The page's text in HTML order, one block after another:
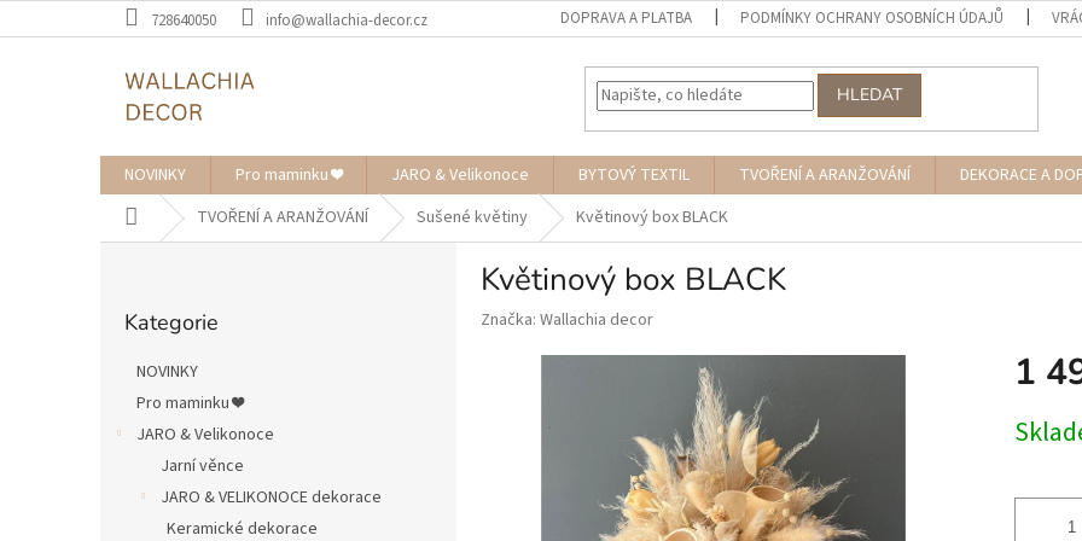
na
728640050 info@wallachia-decor.cz DOPRAVA A PLATBA PODMÍNKY OCHRANY OSOBNÍCH ÚDAJŮ
HLEDAT
NOVINKY Pro maminku ❤️ JARO & Velikonoce BYTOVÝ TEXTIL TVOŘENÍ A ARANŽOVÁNÍ DEKORACE A
Domů TVOŘENÍ A ARANŽOVÁNÍ Sušené květiny Květinový box BLACK
kategorie
Kategorie
NOVINKY
Pro maminku ❤️
JARO & Velikonoce
Jarní věnce
JARO & VELIKONOCE dekorace
Keramické dekorace
Květinový box BLACK
Značka: Wallachia decor
1
cena: